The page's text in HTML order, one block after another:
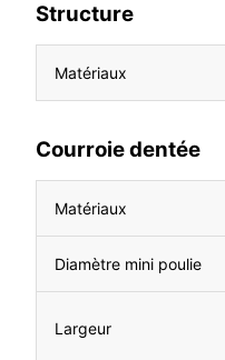
Structure
Matériaux
Courroie dentée
Matériaux
Diamètre mini poulie
Largeur